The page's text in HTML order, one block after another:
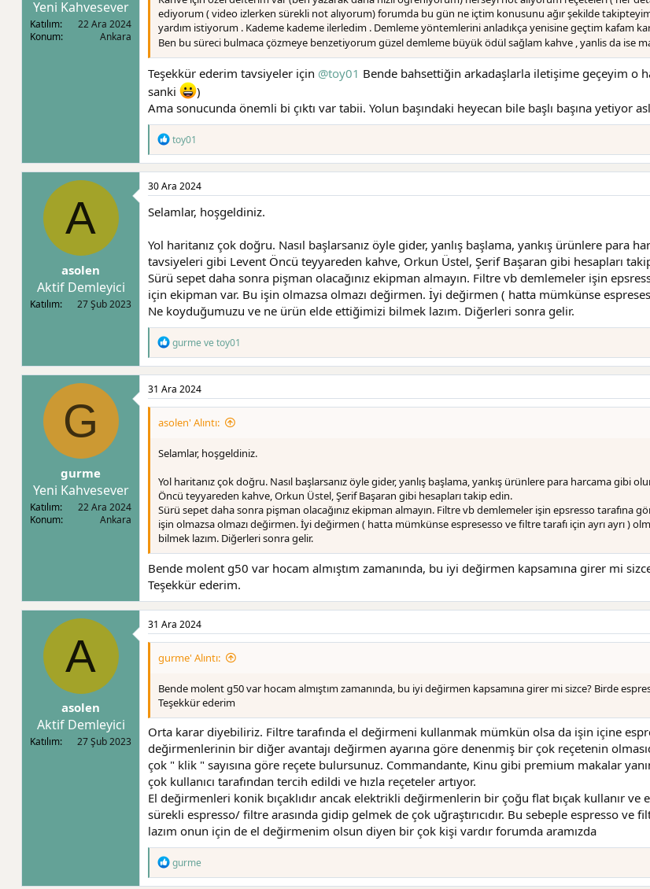
Yeni Kahvesever
Katılım
22 Ara 2024
Konum
Ankara
ediyorum ( video izlerken sürekli not alıyorum) forumda bu gün ne içtim konusunu ağır şekilde
yardım istiyorum . Kademe kademe ilerledim . Demleme yöntemlerini anladıkça yenisine geçtim kafam
Ben bu süreci bulmaca çözmeye benzetiyorum güzel demleme büyük ödül sağlam kahve , yanlis da ise
Teşekkür ederim tavsiyeler için @toy01 Bende bahsettiğin arkadaşlarla iletişime geçeyim o
sanki
)
Ama sonucunda önemli bi çıktı var tabii. Yolun başındaki heyecan bile başlı başına yetiyor
T
p
k
i
e
toy01
A
asolen
Aktif Demleyici
Katılım 27 Şub 2023
30 Ara 2024
Selamlar, hoşgeldiniz.
Yol haritanız çok doğru. Nasıl başlarsanız öyle gider, yanlış başlama, yankış ürünlere para
tavsiyeleri gibi Levent Öncü teyyareden kahve, Orkun Üstel, Şerif Başaran gibi hesapları
Sürü sepet daha sonra pişman olacağınız ekipman almayın. Filtre vb demlemeler işin
için ekipman var. Bu işin olmazsa olmazı değirmen. İyi değirmen ( hatta mümkünse
Ne koyduğumuzu ve ne ürün elde ettiğimizi bilmek lazım. Diğerleri sonra gelir.
T
p
k
i
l
e
r
gurme ve toy01
G
gurme
Yeni Kahvesever
Katılım
22 Ara 2024
Konum
Ankara
31 Ara 2024
asolen' Alıntı:
Selamlar, hoşgeldiniz.
Yol haritanız çok doğru. Nasıl başlarsanız öyle gider, yanlış başlama, yankış ürünlere para harcama
Öncü teyyareden kahve, Orkun Üstel, Şerif Başaran gibi hesapları takip edin.
Sürü sepet daha sonra pişman olacağınız ekipman almayın. Filtre vb demlemeler işin epsresso tarafına
işin olmazsa olmazı değirmen. İyi değirmen ( hatta mümkünse espresesso ve filtre tarafı için ayrı ayrı )
bilmek lazım. Diğerleri sonra gelir.
Bende molent g50 var hocam almıştım zamanında, bu iyi değirmen kapsamına girer mi
Teşekkür ederim.
A
asolen
Aktif Demleyici
Katılım 27 Şub 2023
31 Ara 2024
gurme' Alıntı:
Bende molent g50 var hocam almıştım zamanında, bu iyi değirmen kapsamına girer mi sizce? Birde
Teşekkür ederim
Orta karar diyebiliriz. Filtre tarafında el değirmeni kullanmak mümkün olsa da işin içine
değirmenlerinin bir diğer avantajı değirmen ayarına göre denenmiş bir çok reçetenin
çok " klik " sayısına göre reçete bulursunuz. Commandante, Kinu gibi premium makalar
çok kullanıcı tarafından tercih edildi ve hızla reçeteler artıyor.
El değirmenleri konik bıçaklıdır ancak elektrikli değirmenlerin bir çoğu flat bıçak kullanır ve
sürekli espresso/ filtre arasında gidip gelmek de çok uğraştırıcıdır. Bu sebeple espresso
lazım onun için de el değirmenim olsun diyen bir çok kişi vardır forumda aramızda
T
p
gurme